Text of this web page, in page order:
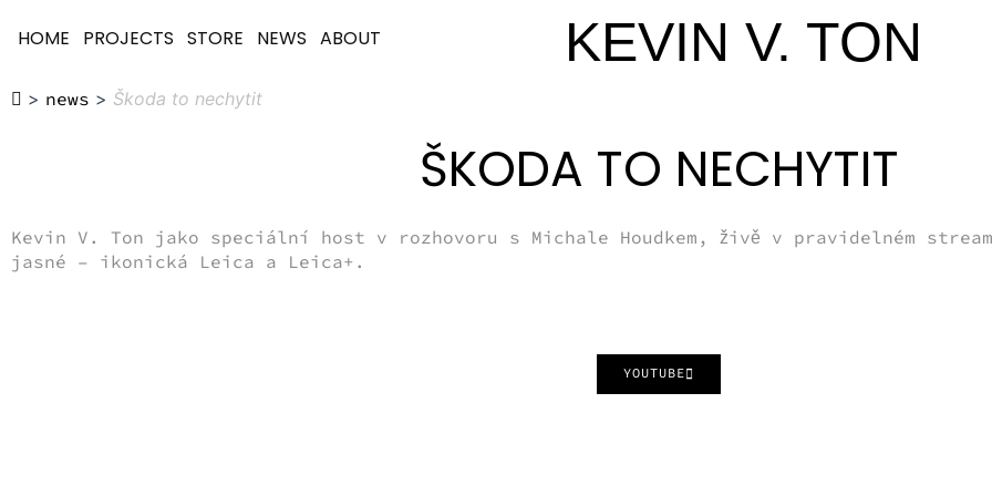
HOME PROJECTS STORE NEWS ABOUT KEVIN V. TON
> news > Škoda to nechytit
ŠKODA TO NECHYTIT
Kevin V. Ton jako speciální host v rozhovoru s Michale Houdkem, živě v pravidelném streamu
jasné – ikonická Leica a Leica+.
YOUTUBE